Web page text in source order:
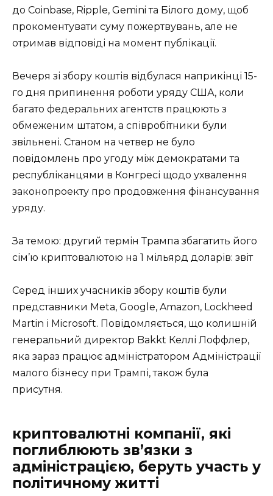
до Coinbase, Ripple, Gemini та Білого дому, щоб
прокоментувати суму пожертвувань, але не
отримав відповіді на момент публікації.
Вечеря зі збору коштів відбулася наприкінці 15-
го дня припинення роботи уряду США, коли
багато федеральних агентств працюють з
обмеженим штатом, а співробітники були
звільнені. Станом на четвер не було
повідомлень про угоду між демократами та
республіканцями в Конгресі щодо ухвалення
законопроекту про продовження фінансування
уряду.
За темою: другий термін Трампа збагатить його
сім’ю криптовалютою на 1 мільярд доларів: звіт
Серед інших учасників збору коштів були
представники Meta, Google, Amazon, Lockheed
Martin і Microsoft. Повідомляється, що колишній
генеральний директор Bakkt Келлі Лоффлер,
яка зараз працює адміністратором Адміністрації
малого бізнесу при Трампі, також була
присутня.
криптовалютні компанії, які
поглиблюють зв’язки з
адміністрацією, беруть участь у
політичному житті